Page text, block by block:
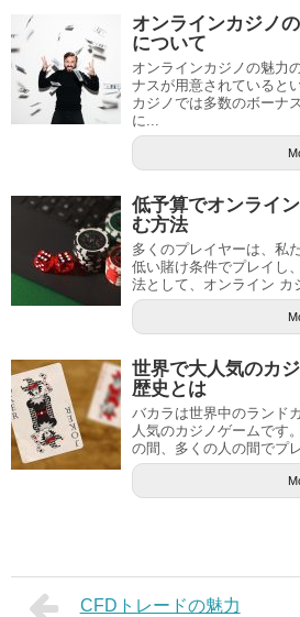
オンラインカジノ
について
オンラインカジノの魅力
ナスが用意されていると
カジノでは多数のボーナ
に...
低予算でオンライ
む方法
多くのプレイヤーは、私
低い賭け条件でプレイし
法として、オンライン カ
世界で大人気のカ
歴史とは
バカラは世界中のランド
人気のカジノゲームです
の間、多くの人の間でプ
CFDトレードの魅力